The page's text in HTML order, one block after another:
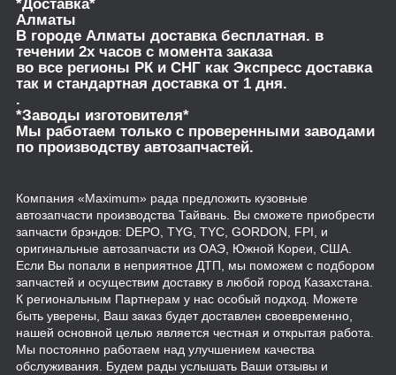
*Доставка*
Алматы
В городе Алматы доставка бесплатная. в
течении 2х часов с момента заказа
во все регионы РК и СНГ как Экспресс доставка
так и стандартная доставка от 1 дня.
.
*Заводы изготовителя*
Мы работаем только с проверенными заводами
по производству автозапчастей.
Компания «Maximum» рада предложить кузовные
автозапчасти производства Тайвань. Вы сможете приобрести
запчасти брэндов: DEPO, TYG, TYC, GORDON, FPI, и
оригинальные автозапчасти из ОАЭ, Южной Кореи, США.
Если Вы попали в неприятное ДТП, мы поможем с подбором
запчастей и осуществим доставку в любой город Казахстана.
К региональным Партнерам у нас особый подход. Можете
быть уверены, Ваш заказ будет доставлен своевременно,
нашей основной целью является честная и открытая работа.
Мы постоянно работаем над улучшением качества
обслуживания. Будем рады услышать Ваши отзывы и